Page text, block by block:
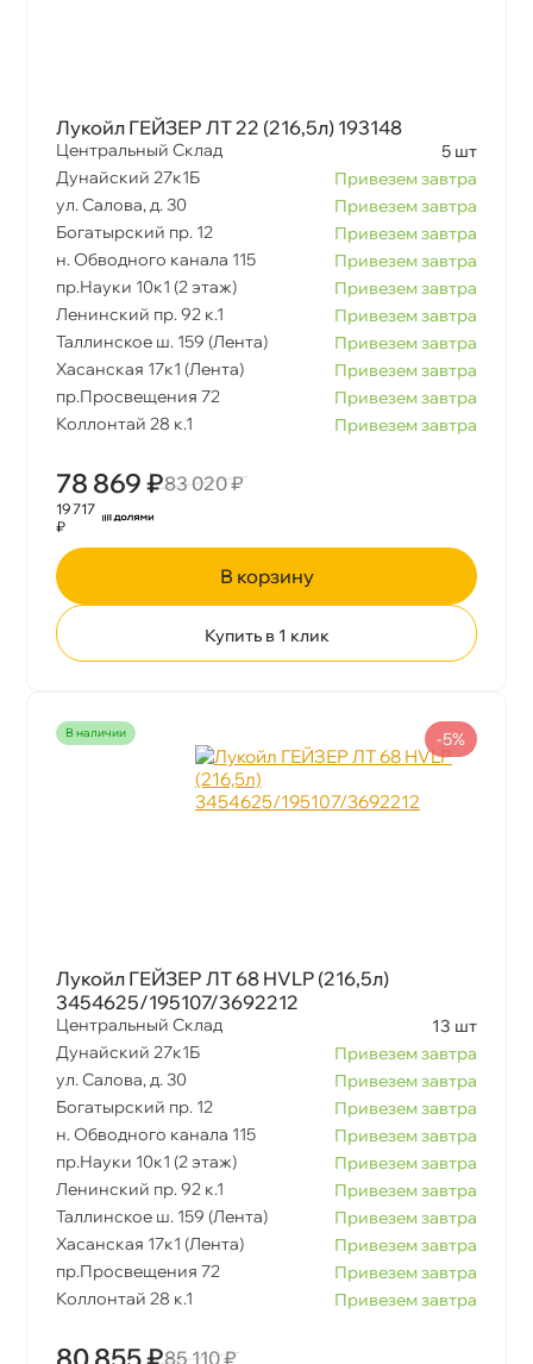
Лукойл ГЕЙЗЕР ЛТ 22 (216,5л) 193148
Центральный Склад
5 шт
Дунайский 27к1Б
Привезем завтра
ул. Салова, д. 30
Привезем завтра
Богатырский пр. 12
Привезем завтра
н. Обводного канала 115
Привезем завтра
пр.Науки 10к1 (2 этаж)
Привезем завтра
Ленинский пр. 92 к.1
Привезем завтра
Таллинское ш. 159 (Лента)
Привезем завтра
Хасанская 17к1 (Лента)
Привезем завтра
пр.Просвещения 72
Привезем завтра
Коллонтай 28 к.1
Привезем завтра
78 869 ₽83 020 ₽
19 717
₽
корзину
Купить в 1 клик
наличии
Лукойл ГЕЙЗЕР ЛТ 68 HVLP (216,5л)
3454625/195107/3692212
Центральный Склад
13 шт
Дунайский 27к1Б
Привезем завтра
ул. Салова, д. 30
Привезем завтра
Богатырский пр. 12
Привезем завтра
н. Обводного канала 115
Привезем завтра
пр.Науки 10к1 (2 этаж)
Привезем завтра
Ленинский пр. 92 к.1
Привезем завтра
Таллинское ш. 159 (Лента)
Привезем завтра
Хасанская 17к1 (Лента)
Привезем завтра
пр.Просвещения 72
Привезем завтра
Коллонтай 28 к.1
Привезем завтра
85 110 ₽
-5%